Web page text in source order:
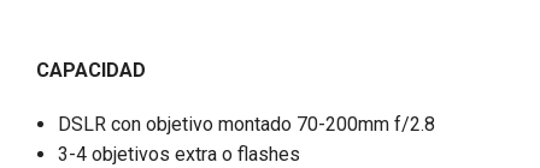
CAPACIDAD
DSLR con objetivo montado 70-200mm f/2.8
3-4 objetivos extra o flashes